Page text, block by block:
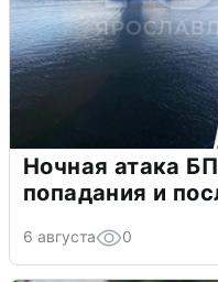
Ночная атака
попадания и
6 августа 0